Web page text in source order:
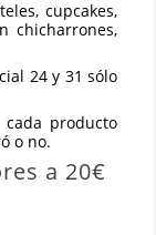
cupcakes,
chicharrones,
24 y 31 sólo
producto
o no.
a 20€